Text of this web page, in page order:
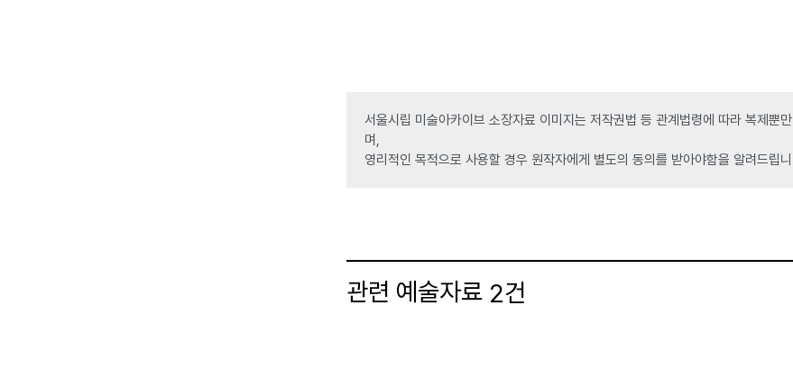
서울시립 미술아카이브 소장자료 이미지는 저작권법 등 관계법령에 따라 복제뿐
며,
영리적인 목적으로 사용할 경우 원작자에게 별도의 동의를 받아야함을 알려드립
관련 예술자료 2건